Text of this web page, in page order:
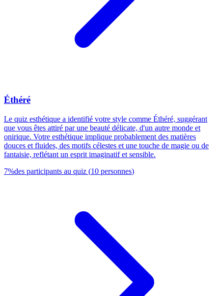
Éthéré
Le quiz esthétique a identifié votre style comme Éthéré, suggérant
que vous êtes attiré par une beauté délicate, d'un autre monde et
onirique. Votre esthétique implique probablement des matières
douces et fluides, des motifs célestes et une touche de magie ou de
fantaisie, reflétant un esprit imaginatif et sensible.
7%des participants au quiz (10 personnes)